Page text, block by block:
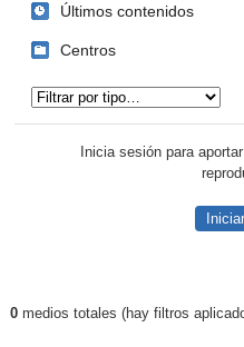
Últimos contenidos
Centros
Inicia sesión para
Resultados de: sumar
0medios totales (hay filtros